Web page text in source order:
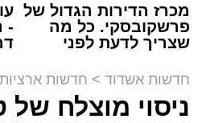
תגים:משטרה, מעצר,
מכרז הדירות הגדול של
פרשקובסקי. כל מה
שצריך לדעת לפני
באשדוד
-
חדשות אשדוד > חדשות ארציות
ניסוי מוצלח של